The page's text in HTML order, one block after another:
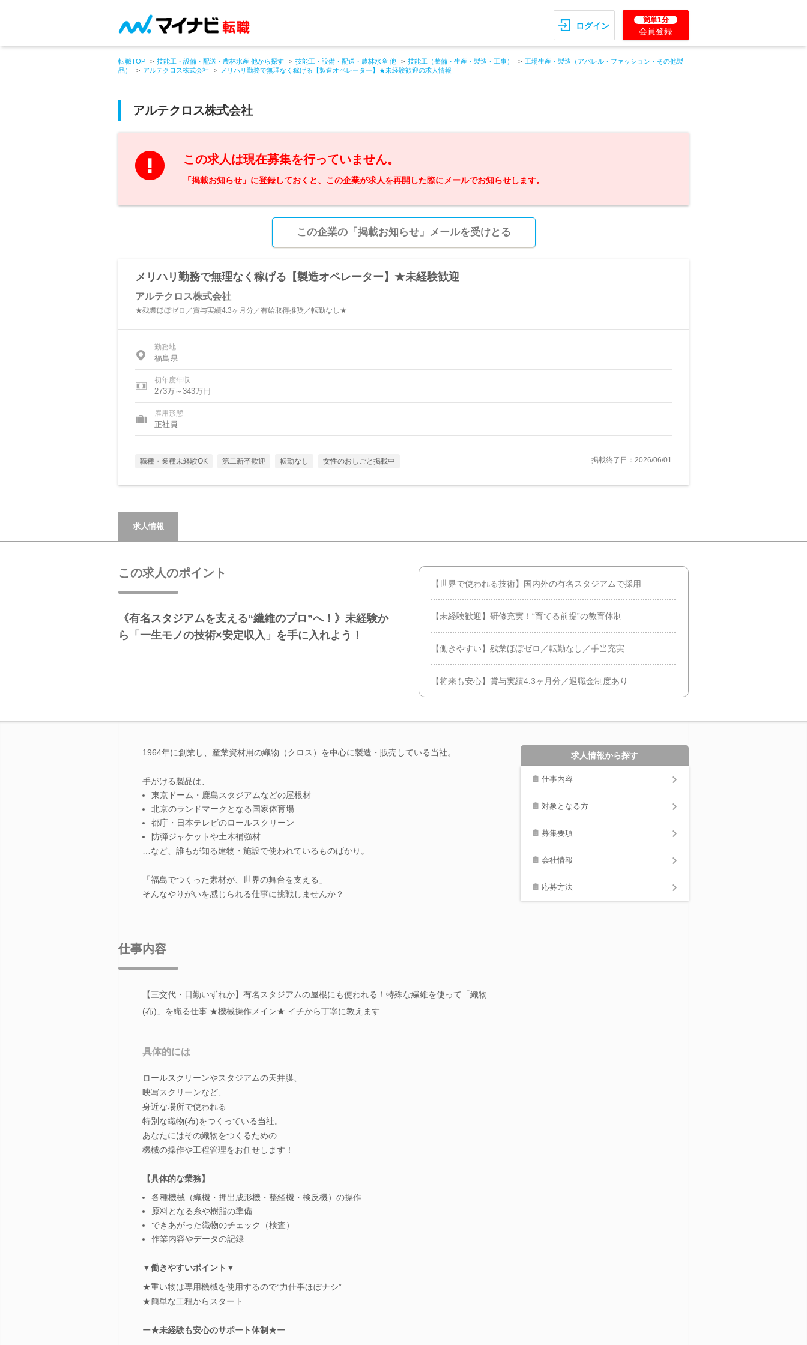
ログイン
簡単1分
会員登録
転職TOP 技能工・設備・配送・農林水産 他から探す 技能工・設備・配送・農林水産 他 技能工（整備・生産・製造・工事）
工場生産・製造（アパレル・ファッション・その他製
品）
アルテクロス株式会社 メリハリ勤務で無理なく稼げる【製造オペレーター】★未経験歓迎の求人情報
アルテクロス株式会社
この求人は現在募集を行っていません。
「掲載お知らせ」に登録しておくと、この企業が求人を再開した際にメールでお知らせします。
この企業の「掲載お知らせ」メールを受けとる
メリハリ勤務で無理なく稼げる【製造オペレーター】★未経験歓迎
アルテクロス株式会社
★残業ほぼゼロ／賞与実績4.3ヶ月分／有給取得推奨／転勤なし★
勤務地
福島県
初年度年収
273万～343万円
雇用形態
正社員
職種・業種未経験OK 第二新卒歓迎 転勤なし 女性のおしごと掲載中 掲載終了日：2026/06/01
求人情報
この求人のポイント
《有名スタジアムを支える“繊維のプロ”へ！》未経験か
ら「一生モノの技術×安定収入」を手に入れよう！
【世界で使われる技術】国内外の有名スタジアムで採用
【未経験歓迎】研修充実！“育てる前提”の教育体制
【働きやすい】残業ほぼゼロ／転勤なし／手当充実
【将来も安心】賞与実績4.3ヶ月分／退職金制度あり
1964年に創業し、産業資材用の織物（クロス）を中心に製造・販売している当社。
手がける製品は、
東京ドーム・鹿島スタジアムなどの屋根材
北京のランドマークとなる国家体育場
都庁・日本テレビのロールスクリーン
防弾ジャケットや土木補強材
…など、誰もが知る建物・施設で使われているものばかり。
「福島でつくった素材が、世界の舞台を支える」
そんなやりがいを感じられる仕事に挑戦しませんか？
仕事内容
【三交代・日勤いずれか】有名スタジアムの屋根にも使われる！特殊な繊維を使って「織物
(布)」を織る仕事 ★機械操作メイン★ イチから丁寧に教えます
具体的には
ロールスクリーンやスタジアムの天井膜、
映写スクリーンなど、
身近な場所で使われる
特別な織物(布)をつくっている当社。
あなたにはその織物をつくるための
機械の操作や工程管理をお任せします！
【具体的な業務】
各種機械（織機・押出成形機・整経機・検反機）の操作
原料となる糸や樹脂の準備
できあがった織物のチェック（検査）
作業内容やデータの記録
▼働きやすいポイント▼
★重い物は専用機械を使用するので“力仕事ほぼナシ”
★簡単な工程からスタート
ー★未経験も安心のサポート体制★ー
求人情報から探す
仕事内容
対象となる方
募集要項
会社情報
応募方法